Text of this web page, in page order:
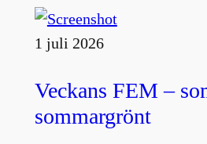
1 juli 2026
Veckans FEM –
sommargrönt